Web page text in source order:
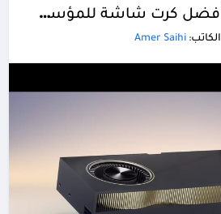
الكشف عن سعر أفضل كرت شاشة للمؤسسات من Nvidia الـ RTX 6000
الكاتب: Amer Saihi